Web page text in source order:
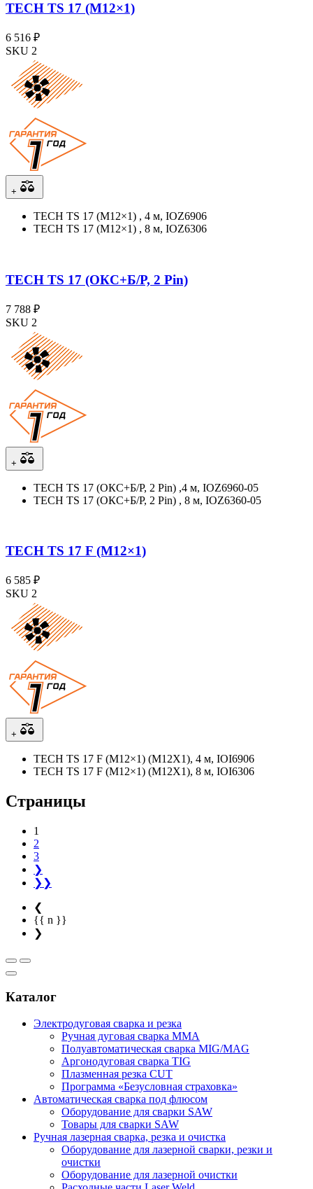
TECH TS 17 (M12×1)
6 516 ₽
SKU 2
+
TECH TS 17 (M12×1) , 4 м, IOZ6906
TECH TS 17 (M12×1) , 8 м, IOZ6306
TECH TS 17 (ОКС+Б/Р, 2 Pin)
7 788 ₽
SKU 2
+
TECH TS 17 (ОКС+Б/Р, 2 Pin) ,4 м, IOZ6960-05
TECH TS 17 (ОКС+Б/Р, 2 Pin) , 8 м, IOZ6360-05
TECH TS 17 F (M12×1)
6 585 ₽
SKU 2
+
TECH TS 17 F (M12×1) (M12X1), 4 м, IOI6906
TECH TS 17 F (M12×1) (M12X1), 8 м, IOI6306
Страницы
1
2
3
❯
❯❯
❮
{{ n }}
❯
Каталог
Электродуговая сварка и резка
Ручная дуговая сварка MMA
Полуавтоматическая сварка MIG/MAG
Аргонодуговая сварка TIG
Плазменная резка CUT
Программа «Безусловная страховка»
Автоматическая сварка под флюсом
Оборудование для сварки SAW
Товары для сварки SAW
Ручная лазерная сварка, резка и очистка
Оборудование для лазерной сварки, резки и
очистки
Оборудование для лазерной очистки